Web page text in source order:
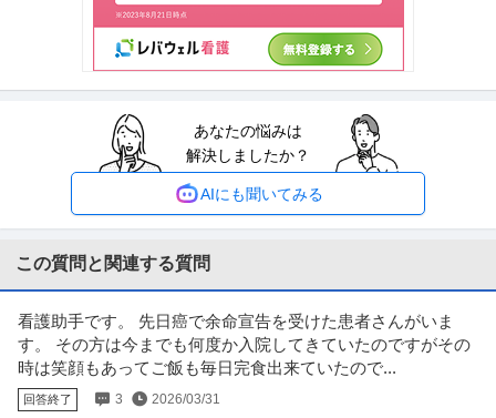
＜業務内容＞ 「配属先」 訪問診療 「業務内容」 内科・精神科メインの訪問
診療における看護業務全般 …続きを見る
高給与／准看護師／常勤／日勤のみ／クリニック／夜勤なし／正
やまゆりクリニック
産休・育休実績あり
月給33.3万円
ニックで看護業務♪ ●看護師…続きを見る
駅チカ／准看護師／非常勤／日勤のみ／内科／クリニック／夜勤
なし／パート
小金井あおばクリニック
新着 パート・アルバイト 未経験OK 交通費支給 研修あり
時給1,500円〜2,000円
あなたの悩みは
解決しましたか？
AIにも聞いてみる
この質問と関連する質問
看護助手です。 先日癌で余命宣告を受けた患者さんがいま
す。 その方は今までも何度か入院してきていたのですがその
時は笑顔もあってご飯も毎日完食出来ていたので...
回答終了 3 2026/03/31